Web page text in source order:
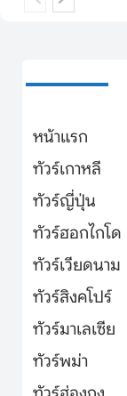
หน้าแรก
ทัวร์เกาหลี
ทัวร์ญี่ปุ่น
ทัวร์ฮอกไกโด
ทัวร์เวียดนาม
ทัวร์สิงคโปร์
ทัวร์มาเลเซีย
ทัวร์พม่า